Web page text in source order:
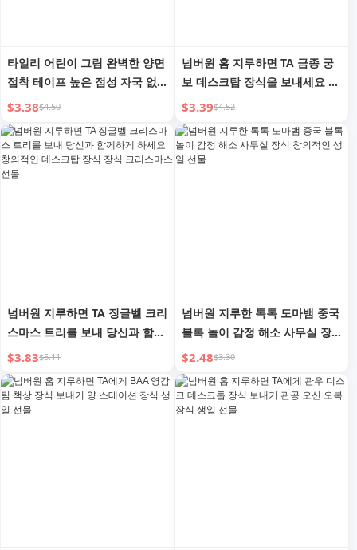
타일리 어린이 그림 완벽한 양면
접착 테이프 높은 점성 자국 없
는 유아 스티커 스펀지 테이프
$3.38$4.50
넘버원 홈 지루하면 TA 금종 궁
보 데스크탑 장식을 보내세요 작
은 요정 스테이션 장식 생일 선
물
$3.39$4.52
넘버원 지루하면 TA 징글벨 크리
스마스 트리를 보내 당신과 함께
하게 하세요 창의적인 데스크탑
장식 장식 크리스마스 선물
$3.83$5.11
넘버원 지루한 톡톡 도마뱀 중국
블록 놀이 감정 해소 사무실 장
식 창의적인 생일 선물
$2.48$3.30